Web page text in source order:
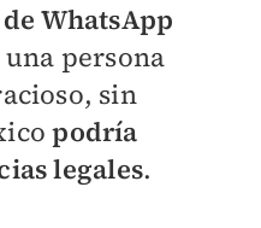
WhatsApp
persona
sin
podría
legales.